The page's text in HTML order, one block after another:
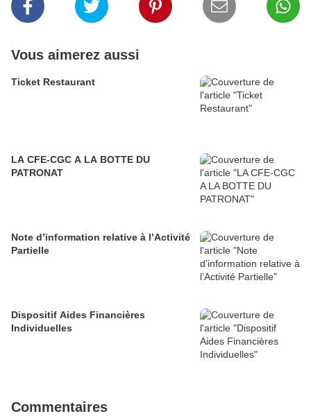
Vous aimerez aussi
Ticket Restaurant
LA CFE-CGC A LA BOTTE DU
PATRONAT
Note d’information relative à l’Activité
Partielle
Dispositif Aides Financières
Individuelles
Commentaires